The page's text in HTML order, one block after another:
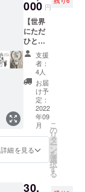
るよう
にしま
す。 ＊
現地ま
での交
通費・
宿泊費
は、自
己負担
でお願
いしま
す。 ＊
作業内
容は日
程によ
り変動
しま
面会時
はイ
メージ
です
たお野
菜をセ
レクト
してお
届けし
ます。
できる
限りプ
ラス
チック
フリー
を目指
してい
るの
スー
パーに
ニール
い。汚
い。通
気性・
保湿性
が高
い。毛
羽立ち
しずら
い。と
いう特
徴があ
りま
す。 軽
いので
持ち運
く使っ
バッ
グ。お
礼のお
手紙を
添え
て。 パ
ターン
作成か
らデザ
イン、
布選
び、縫
製、刺
繍を私
が担当
いたし
ネンで
000 円
【世界
にただ
ひと
つ！
オー
ダーメ
イド刺
繍ブ
ロー
チ】 ・
私、”刺
繍作家
きゆ
う”が一
つ一つ
げま
支援
者：
4人
お届
け予
定：
2022
年09
月
詳細を見る
こ
の
リ
タ
ー
ン
を
選
択
す
る
30,